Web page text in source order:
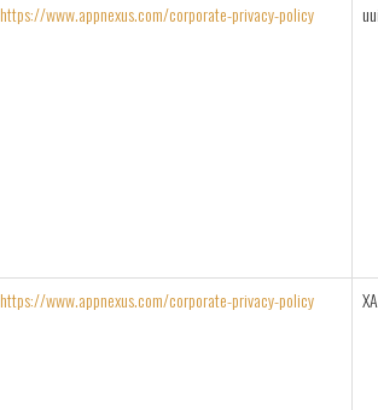
https://www.appnexus.com/corporate-privacy-policy
https://www.appnexus.com/corporate-privacy-policy